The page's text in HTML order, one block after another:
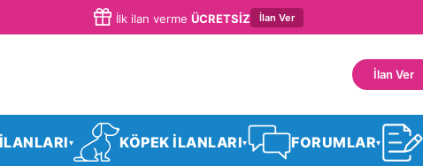
İlk ilan verme ÜCRETSİZ İlan Ver
İlan Ver
▾ KÖPEK İLANLARI▾ FORUMLAR▾